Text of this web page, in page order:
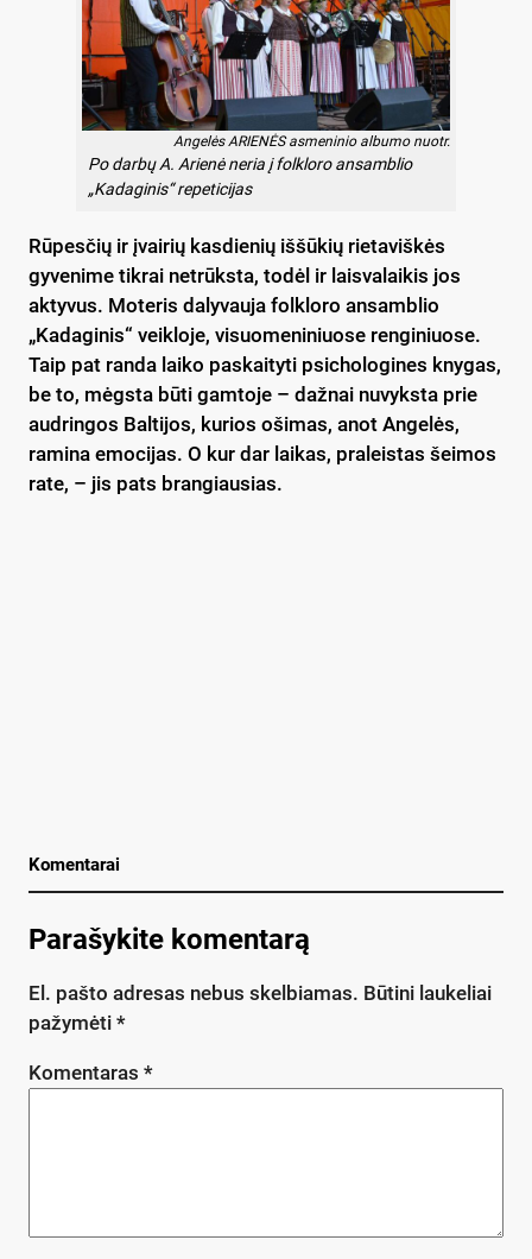
Angelės ARIENĖS asmeninio albumo nuotr.
Po darbų A. Arienė neria į folkloro ansamblio
„Kadaginis“ repeticijas
Rūpesčių ir įvairių kasdienių iššūkių rietaviškės
gyvenime tikrai netrūksta, todėl ir laisvalaikis jos
aktyvus. Moteris dalyvauja folkloro ansamblio
„Kadaginis“ veikloje, visuomeniniuose renginiuose.
Taip pat randa laiko paskaityti psichologines knygas,
be to, mėgsta būti gamtoje – dažnai nuvyksta prie
audringos Baltijos, kurios ošimas, anot Angelės,
ramina emocijas. O kur dar laikas, praleistas šeimos
rate, – jis pats brangiausias.
Komentarai
Parašykite komentarą
El. pašto adresas nebus skelbiamas. Būtini laukeliai
pažymėti *
Komentaras *